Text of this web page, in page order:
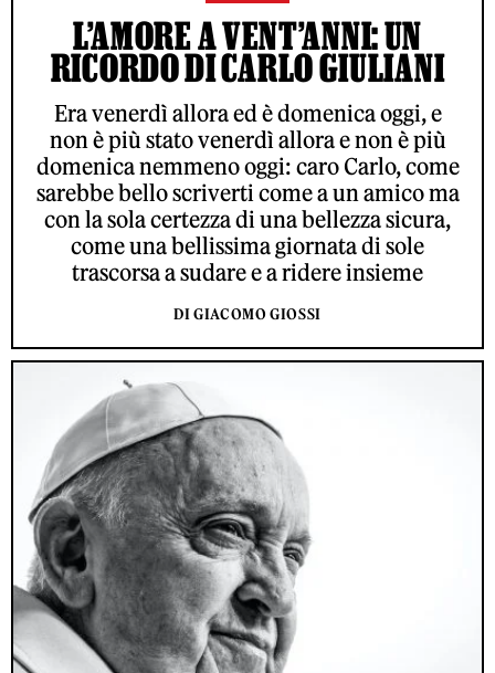
L’AMORE A VENT’ANNI: UN
RICORDO DI CARLO GIULIANI
Era venerdì allora ed è domenica oggi, e
non è più stato venerdì allora e non è più
domenica nemmeno oggi: caro Carlo, come
sarebbe bello scriverti come a un amico ma
con la sola certezza di una bellezza sicura,
come una bellissima giornata di sole
trascorsa a sudare e a ridere insieme
DI GIACOMO GIOSSI